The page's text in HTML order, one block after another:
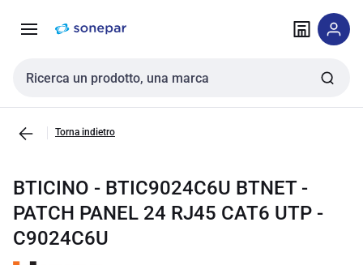
navigazione alla
Cerca input
Torna indietro
BTICINO - BTIC9024C6U BTNET -
PATCH PANEL 24 RJ45 CAT6 UTP -
C9024C6U